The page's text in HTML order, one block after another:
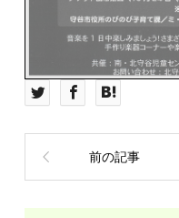
前の記事